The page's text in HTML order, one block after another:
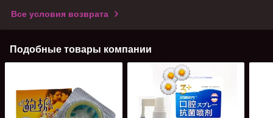
Все условия возврата
Подобные товары компании